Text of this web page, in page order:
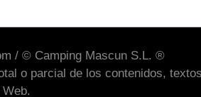
/ © Camping Mascun S.L. ®
o parcial de los contenidos,
Web.